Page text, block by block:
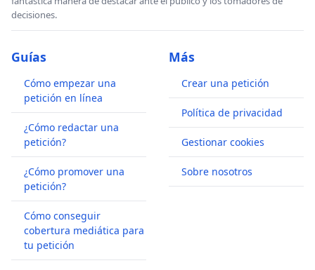
decisiones.
Guías
Cómo empezar una
petición en línea
¿Cómo redactar una
petición?
¿Cómo promover una
petición?
Cómo conseguir
cobertura mediática para
tu petición
Más
Crear una petición
Política de privacidad
Gestionar cookies
Sobre nosotros